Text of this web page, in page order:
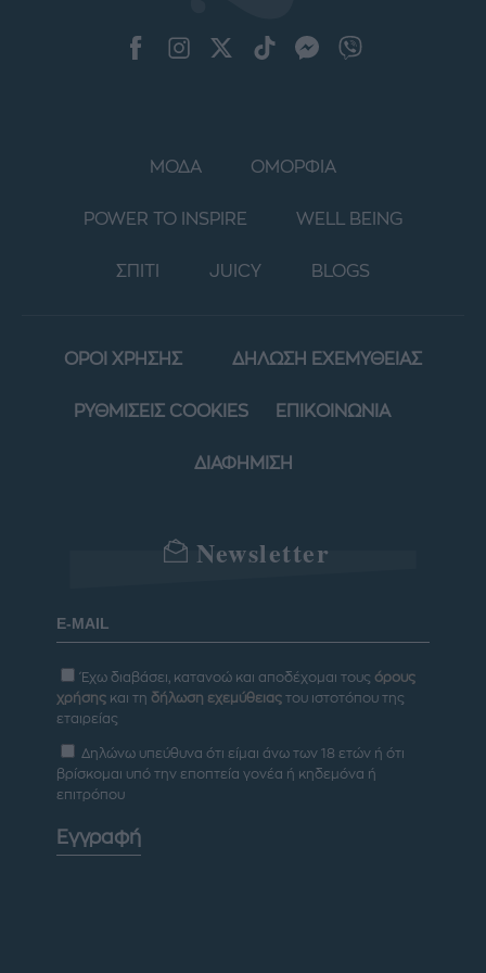
ΜΟΔΑ ΟΜΟΡΦΙΑ
POWER TO INSPIRE WELL BEING
ΣΠΙΤΙ JUICY BLOGS
ΟΡΟΙ ΧΡΗΣΗΣ ΔΗΛΩΣΗ ΕΧΕΜΥΘΕΙΑΣ
ΡΥΘΜΙΣΕΙΣ COOKIES ΕΠΙΚΟΙΝΩΝΙΑ
ΔΙΑΦΗΜΙΣΗ
Newsletter
Έχω διαβάσει, κατανοώ και αποδέχομαι τους όρους
χρήσης και τη δήλωση εχεμύθειας του ιστοτόπου της
εταιρείας
Δηλώνω υπεύθυνα ότι είμαι άνω των 18 ετών ή ότι
βρίσκομαι υπό την εποπτεία γονέα ή κηδεμόνα ή
επιτρόπου
Εγγραφή